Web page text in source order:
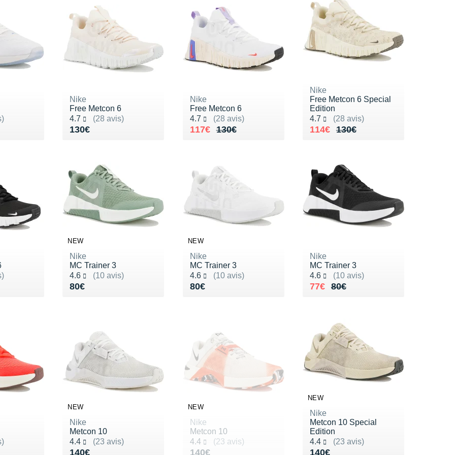
Nike
Free Metcon 6
4.7
(28 avis)
Noté 4.7 sur 5
130€
Vendu 130€
Nike
Free Metcon 6
4.7
(28 avis)
Noté 4.7 sur 5
130€
Au lieu de 130€
117€
Vendu 117€
Nike
Free Metcon 6 Special
Edition
4.7
(28 avis)
Noté 4.7 sur 5
130€
Au lieu de 130€
114€
Vendu 114€
NEW
Nike
MC Trainer 3
4.6
(10 avis)
Noté 4.6 sur 5
80€
Vendu 80€
NEW
Nike
MC Trainer 3
4.6
(10 avis)
Noté 4.6 sur 5
80€
Vendu 80€
Nike
MC Trainer 3
4.6
(10 avis)
Noté 4.6 sur 5
80€
Au lieu de 80€
77€
Vendu 77€
NEW
Nike
Metcon 10
4.4
(23 avis)
Noté 4.4 sur 5
140€
Vendu 140€
NEW
Nike
Metcon 10
4.4
(23 avis)
Noté 4.4 sur 5
140€
Vendu 140€
NEW
Nike
Metcon 10 Special
Edition
4.4
(23 avis)
Noté 4.4 sur 5
140€
Vendu 140€